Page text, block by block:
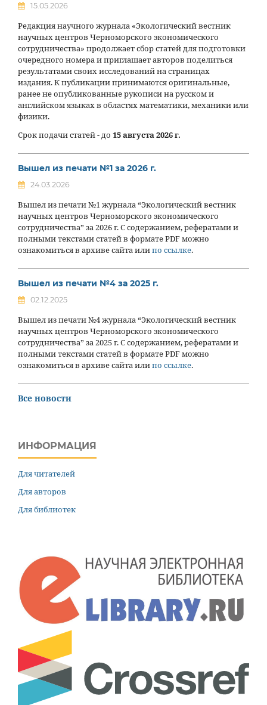
15.05.2026
Редакция научного журнала «Экологический вестник
научных центров Черноморского экономического
сотрудничества» продолжает сбор статей для подготовки
очередного номера и приглашает авторов поделиться
результатами своих исследований на страницах
издания. К публикации принимаются оригинальные,
ранее не опубликованные рукописи на русском и
английском языках в областях математики, механики или
физики.
Срок подачи статей - до 15 августа 2026 г.
Вышел из печати №1 за 2026 г.
24.03.2026
Вышел из печати №1 журнала “Экологический вестник
научных центров Черноморского экономического
сотрудничества” за 2026 г. С содержанием, рефератами и
полными текстами статей в формате PDF можно
ознакомиться в архиве сайта илипо ссылке.
Вышел из печати №4 за 2025 г.
02.12.2025
Вышел из печати №4 журнала “Экологический вестник
научных центров Черноморского экономического
сотрудничества” за 2025 г. С содержанием, рефератами и
полными текстами статей в формате PDF можно
ознакомиться в архиве сайта илипо ссылке.
Все новости
ИНФОРМАЦИЯ
Для читателей
Для авторов
Для библиотек